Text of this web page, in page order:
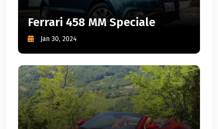
Ferrari 458 MM Speciale
Jan 30, 2024